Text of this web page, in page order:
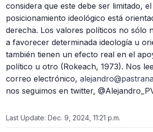
considera que este debe ser limitado, el
posicionamiento ideológico está
derecha. Los valores políticos no sólo
a favorecer determinada ideología u
también tienen un efecto real en el
político u otro (Rokeach, 1973). Nos
correo electrónico,
nos seguimos en twitter,
Last Update: Dec. 9, 2024, 11:21 p.m.